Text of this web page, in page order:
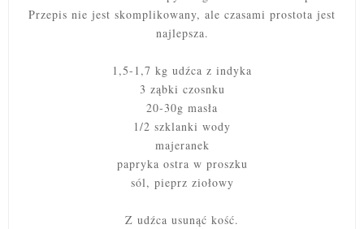
Przepis nie jest skomplikowany, ale czasami prostota jest
najlepsza.
1,5-1,7 kg udźca z indyka
3 ząbki czosnku
20-30g masła
1/2 szklanki wody
majeranek
papryka ostra w proszku
sól, pieprz ziołowy
Z udźca usunąć kość.